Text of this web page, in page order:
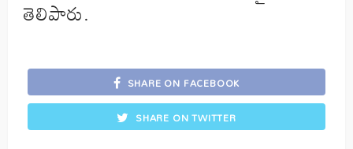
తెలిపారు.
SHARE ON FACEBOOK
SHARE ON TWITTER